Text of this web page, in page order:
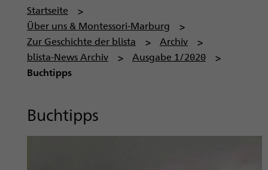
P
f
a
d
n
g
Startseite
Über uns & Montessori-Marburg
Zur Geschichte der blista
Archiv
blista-News Archiv
Ausgabe 1/2020
Buchtipps
Buchtipps